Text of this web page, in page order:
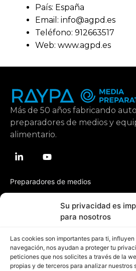
Su privacidad es
para nosotros
Las cookies son importantes para ti,
navegación, nos ayudan a proteger tu
peticiones que nos solicites a través de la
propias y de terceros para analizar nuestros
País: España
Email: info@agpd.es
Teléfono: 912663517
Web: www.agpd.es
Más de 50 años fabricando
preparadores de medios y
alimentario.
Preparadores de medios
Recursos